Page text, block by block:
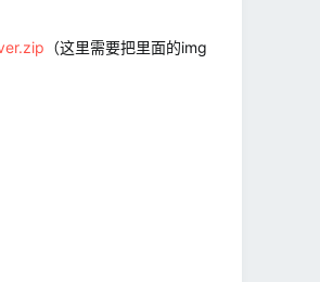
（这里需要把里面的img